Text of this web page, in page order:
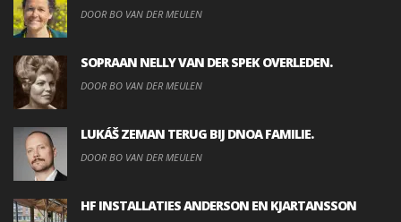
DOOR BO VAN DER MEULEN
SOPRAAN NELLY VAN DER SPEK OVERLEDEN.
DOOR BO VAN DER MEULEN
LUKÁŠ ZEMAN TERUG BIJ DNOA FAMILIE.
DOOR BO VAN DER MEULEN
HF INSTALLATIES ANDERSON EN KJARTANSSON